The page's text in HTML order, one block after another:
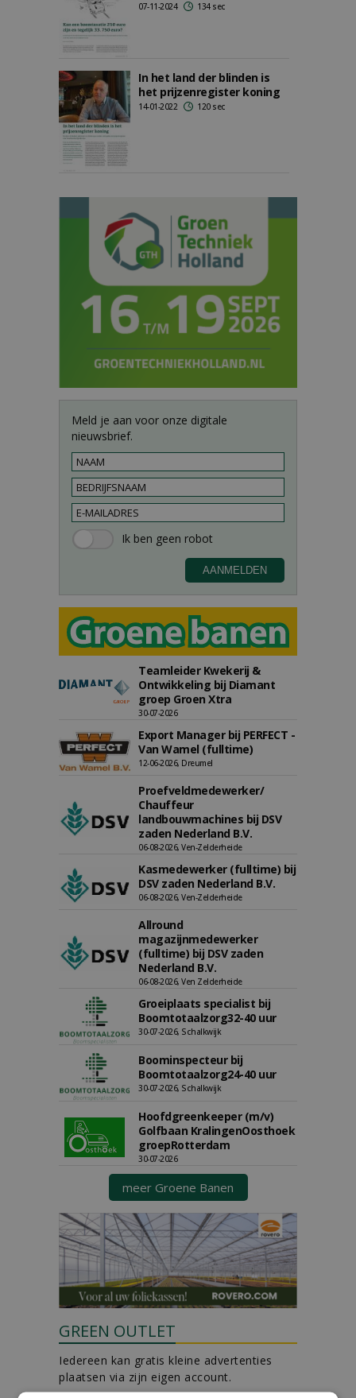
07-11-2024 134 sec
In het land der blinden is
het prijzenregister koning
14-01-2022 120 sec
Meld je aan voor onze digitale
nieuwsbrief.
Teamleider Kwekerij &
Ontwikkeling bij Diamant
groep Groen Xtra
30-07-2026
Export Manager bij PERFECT -
Van Wamel (fulltime)
12-06-2026, Dreumel
Proefveldmedewerker/
Chauffeur
landbouwmachines bij DSV
zaden Nederland B.V.
06-08-2026, Ven-Zelderheide
Kasmedewerker (fulltime) bij
DSV zaden Nederland B.V.
06-08-2026, Ven-Zelderheide
Allround
magazijnmedewerker
(fulltime) bij DSV zaden
Nederland B.V.
06-08-2026, Ven Zelderheide
Groeiplaats specialist bij
Boomtotaalzorg32-40 uur
30-07-2026, Schalkwijk
Boominspecteur bij
Boomtotaalzorg24-40 uur
30-07-2026, Schalkwijk
Hoofdgreenkeeper (m/v)
Golfbaan KralingenOosthoek
groepRotterdam
30-07-2026
meer Groene Banen
GREEN OUTLET
Iedereen kan gratis kleine advertenties
plaatsen via zijn eigen account.